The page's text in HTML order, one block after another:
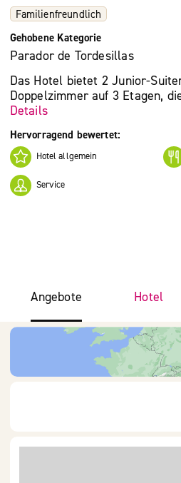
Familienfreundlich
Gehobene Kategorie
Parador de Tordesillas
Das Hotel bietet 2 Junior-
Doppelzimmer auf 3 Etagen,
Details
Hervorragend bewertet:
Hotel allgemein
Service
Angebote Hotel